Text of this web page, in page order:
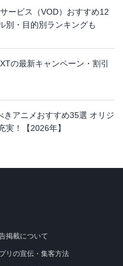
ービス（VOD）おすすめ12
別・目的別ランキングも
の最新キャンペーン・割引
きアニメおすすめ35選 オリジ
実！【2026年】
掲載について
リの宣伝・集客方法